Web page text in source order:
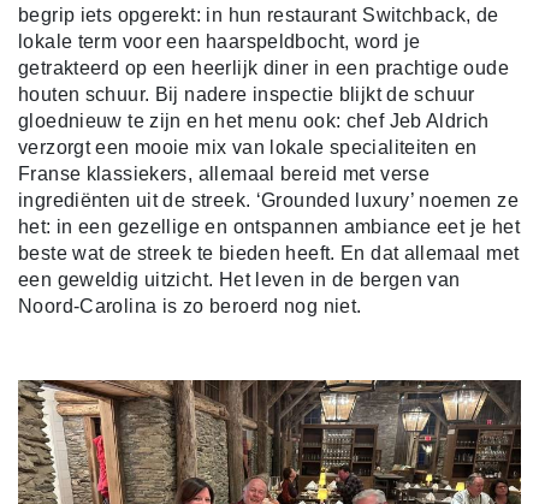
begrip iets opgerekt: in hun restaurant Switchback, de
lokale term voor een haarspeldbocht, word je
getrakteerd op een heerlijk diner in een prachtige oude
houten schuur. Bij nadere inspectie blijkt de schuur
gloednieuw te zijn en het menu ook: chef Jeb Aldrich
verzorgt een mooie mix van lokale specialiteiten en
Franse klassiekers, allemaal bereid met verse
ingrediënten uit de streek. ‘Grounded luxury’ noemen ze
het: in een gezellige en ontspannen ambiance eet je het
beste wat de streek te bieden heeft. En dat allemaal met
een geweldig uitzicht. Het leven in de bergen van
Noord-Carolina is zo beroerd nog niet.